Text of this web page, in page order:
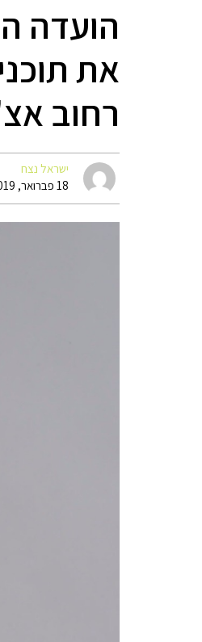
הועדה
את
רחוב
ישראל נצח
18 פברואר, 2019 12:42